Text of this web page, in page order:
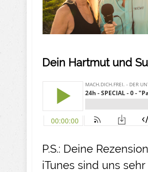
Dein Hartmut und
P.S.: Deine
iTunes sind uns sehr